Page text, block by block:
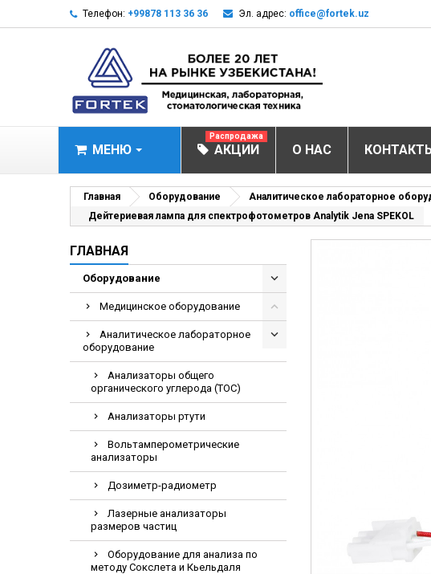
Телефон: +99878 113 36 36 Эл. адрес: office@fortek.uz
МЕНЮ
МЕДИЦИНСКОЕ
Анализаторы электролитов
Анализаторы
Биохимические анализаторы
Инкубаторы для
Мониторы пациента
Насосы шприцевые и
АКЦИИ
Распродажа
О НАС
Главная Оборудование Аналитическое лабораторное
Дейтериевая лампа для спектрофотометров Analytik Jena SPEKOL
ГЛАВНАЯ
Оборудование
Медицинское оборудование
Аналитическое лабораторное
оборудование
Анализаторы общего
органического углерода (TOC)
Анализаторы ртути
Вольтамперометрические
анализаторы
Дозиметр-радиометр
Лазерные анализаторы
размеров частиц
Оборудование для анализа по
методу Сокслета и Кьельдаля